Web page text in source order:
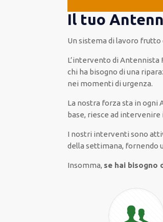
Il tuo
Un sistema di lavoro frutto
L’intervento di Antennista
chi ha bisogno di una
nei momenti di urgenza.
La nostra forza sta in ogni
base, riesce ad intervenire
I nostri interventi sono
della settimana, fornendo
Insomma, se hai bisogno